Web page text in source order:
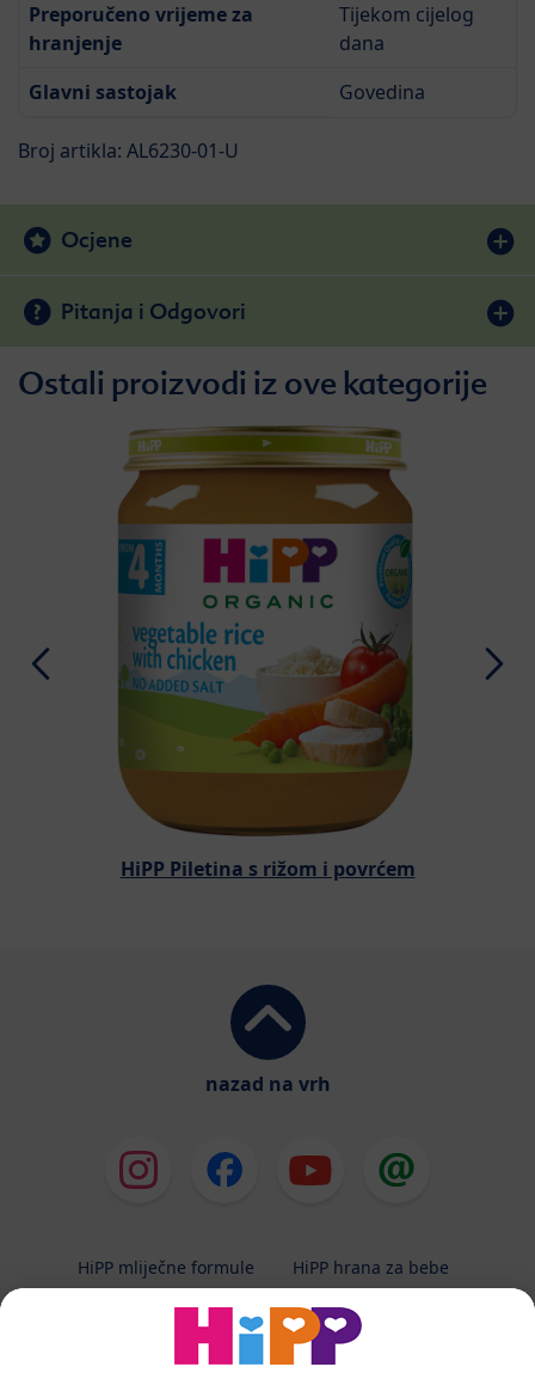
Preporučeno vrijeme za
hranjenje
Tijekom cijelog
dana
Glavni sastojak
Govedina
Broj artikla: AL6230-01-U
Ocjene
Pitanja i Odgovori
Ostali proizvodi iz ove kategorije
HiPP Piletina s rižom i povrćem
nazad na vrh
HiPP mliječne formule
HiPP hrana za bebe
HiPP njega
HiPP trudnoća
Terapeutska dijeta